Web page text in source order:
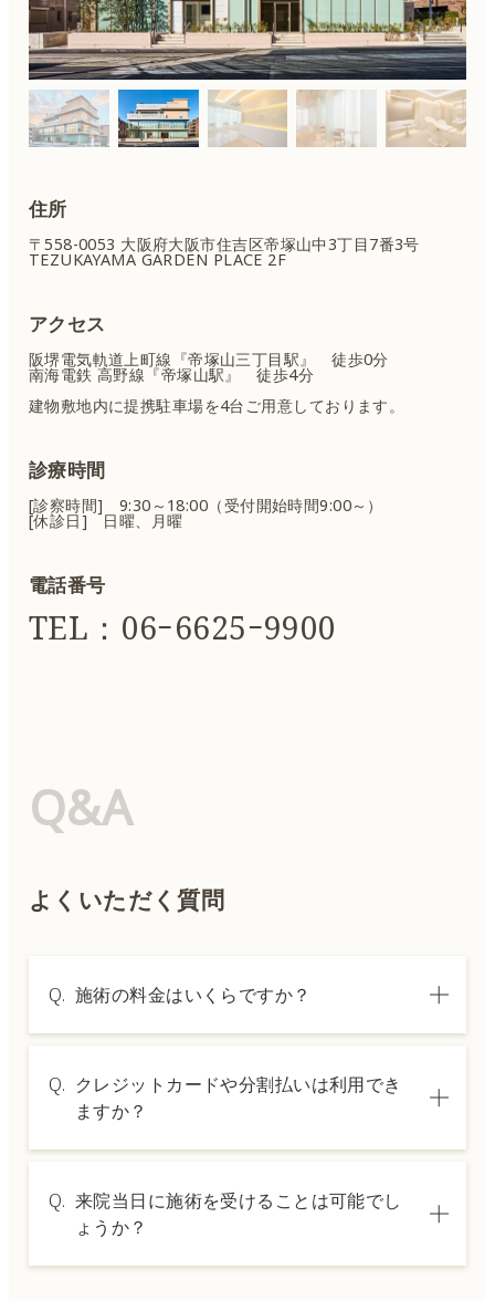
住所
〒558-0053 大阪府大阪市住吉区帝塚山中3丁目7番3号
TEZUKAYAMA GARDEN PLACE 2F
アクセス
阪堺電気軌道上町線『帝塚山三丁目駅』 徒歩0分
南海電鉄 高野線『帝塚山駅』 徒歩4分
建物敷地内に提携駐車場を4台ご用意しております。
診療時間
[診察時間] 9:30～18:00（受付開始時間9:00～）
[休診日] 日曜、月曜
電話番号
TEL：06ｰ6625ｰ9900
Q&A
よくいただく質問
Q. 施術の料金はいくらですか？
は料金表ページをご確認いただくか、カウン
セリングでご案内いたします。
Q. クレジットカードや分割払いは利用でき
ますか？
した分割払いも可能です。詳細は受付スタッ
フにお問い合わせください。
Q. 来院当日に施術を受けることは可能でし
ょうか？